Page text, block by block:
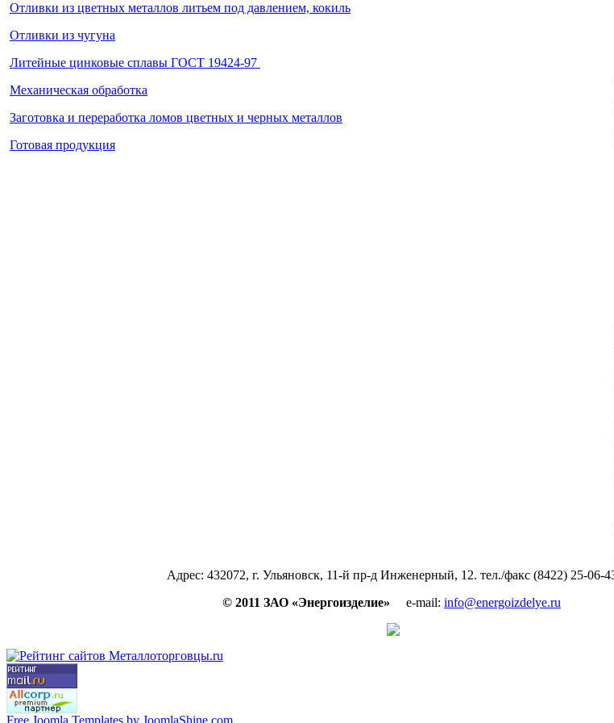
Отливки из цветных металлов литьем под давлением, кокиль
Отливки из чугуна
Литейные цинковые сплавы ГОСТ 19424-97
Механическая обработка
Заготовка и переработка ломов цветных и черных металлов
Готовая продукция
Адрес: 432072, г. Ульяновск, 11-й пр-д Инженерный, 12. тел./факс (8422) 25-06-
© 2011 ЗАО «Энергоизделие» e-mail: info@energoizdelye.ru
Free Joomla Templates by JoomlaShine.com